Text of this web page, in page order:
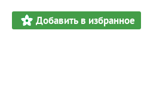
Добавить в избранное